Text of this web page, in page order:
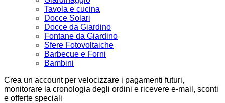
Tavola e cucina
Docce Solari
Docce da Giardino
Fontane da Giardino
Sfere Fotovoltaiche
Barbecue e Forni
Bambini
Crea un account per velocizzare i pagamenti futuri,
monitorare la cronologia degli ordini e ricevere e-mail, sconti
e offerte speciali